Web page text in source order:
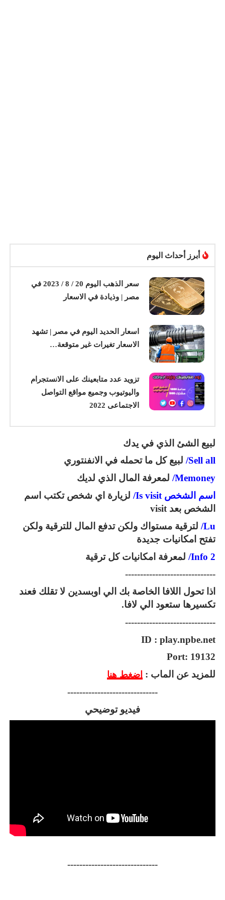
أبرز أحداث اليوم
سعر الذهب اليوم 20 / 8 / 2023 في
مصر | وذيادة في الاسعار
اسعار الحديد اليوم في مصر | تشهد
الاسعار تغيرات غير متوقعة…
تزويد عدد متابعينك على الانستجرام
واليوتيوب وجميع مواقع التواصل
الاجتماعى 2022
لبيع الشئ الذي في يدك
Sell all/ لبيع كل ما تحمله في الانفنتوري
Memoney/ لمعرفة المال الذي لديك
اسم الشخص Is visit/
لزيارة اي شخص تكتب اسم
الشخص بعد visit
Lu/ لترقية مستواك ولكن تدفع المال للترقية ولكن
تفتح امكانيات جديدة
Info 2/ لمعرفة امكانيات كل ترقية
------------------------------
اذا تحول اللافا الخاصة بك الي اوبسدين لا تقلك فعند
تكسيرها ستعود الي لافا.
------------------------------
ID : play.npbe.net
Port: 19132
للمزيد عن الماب : اضغط هنا
------------------------------
فيديو توضيحي
------------------------------